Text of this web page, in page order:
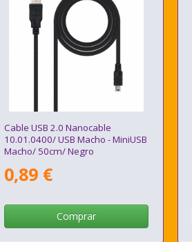
Cable USB 2.0 Nanocable
10.01.0400/ USB Macho - MiniUSB
Macho/ 50cm/ Negro
0,89 €
Comprar